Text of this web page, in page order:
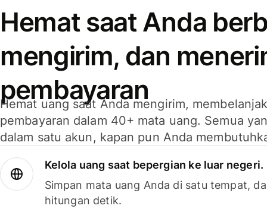
Hemat saat Anda
mengirim, dan
pembayaran
Hemat uang saat Anda mengirim,
pembayaran dalam 40+ mata uang. Semua
dalam satu akun, kapan pun Anda
Kelola uang saat bepergian ke luar negeri.
Simpan mata uang Anda di satu tempat,
hitungan detik.